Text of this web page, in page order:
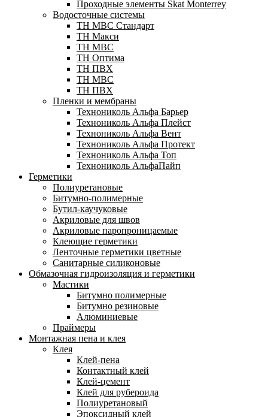
Проходные элементы Skat Monterrey
Водосточные системы
TH MBC Стандарт
TH Макси
TH МВС
TH Оптима
TH ПВХ
ТН МВС
ТН ПВХ
Пленки и мембраны
Технониколь Альфа Барьер
Технониколь Альфа Плейст
Технониколь Альфа Вент
Технониколь Альфа Протект
Технониколь Альфа Топ
Технониколь АльфаПайп
Герметики
Полиуретановые
Битумно-полимерные
Бутил-каучуковые
Акриловые для швов
Акриловые паропроницаемые
Клеющие герметики
Ленточные герметики цветные
Санитарные силиконовые
Обмазочная гидроизоляция и герметики
Мастики
Битумно полимерные
Битумно резиновые
Алюминиевые
Праймеры
Монтажная пена и клея
Клея
Клей-пена
Контактный клей
Клей-цемент
Клей для рубероида
Полиуретановый
Эпоксидный клей